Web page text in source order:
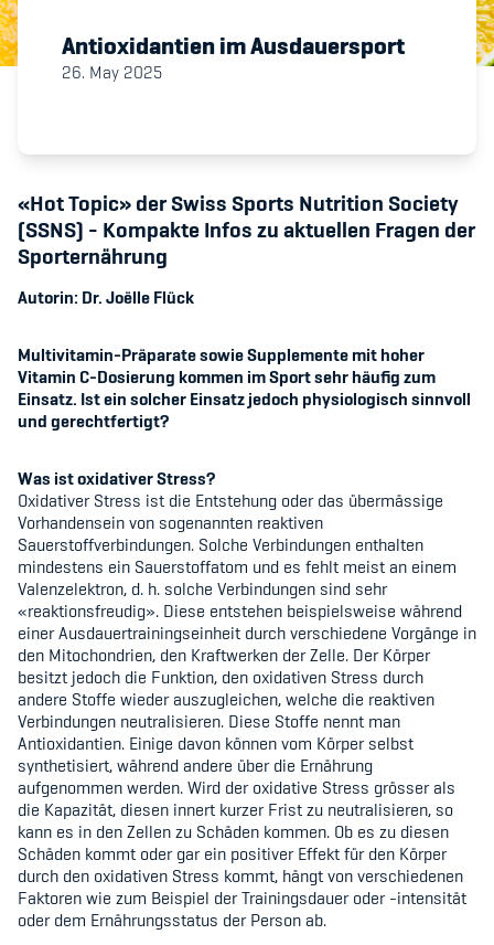
Member's Manual / FAQ
Blog
Diversität & Inklusion
Infomails
Kinderbetreuung
Krankenversicherung
Schwangerschaft & Sport
Spitzensport & Studium
Organisation
Team
Offene Stellen
Antioxidantien im Ausdauersport
26. May 2025
«Hot Topic» der Swiss Sports Nutrition Society
(SSNS) - Kompakte Infos zu aktuellen Fragen der
Sporternährung
Autorin: Dr. Joëlle Flück
Multivitamin-Präparate sowie Supplemente mit hoher
Vitamin C-Dosierung kommen im Sport sehr häufig zum
Einsatz. Ist ein solcher Einsatz jedoch physiologisch sinnvoll
und gerechtfertigt?
Was ist oxidativer Stress?
Oxidativer Stress ist die Entstehung oder das übermässige
Vorhandensein von sogenannten reaktiven
Sauerstoffverbindungen. Solche Verbindungen enthalten
mindestens ein Sauerstoffatom und es fehlt meist an einem
Valenzelektron, d. h. solche Verbindungen sind sehr
«reaktionsfreudig». Diese entstehen beispielsweise während
einer Ausdauertrainingseinheit durch verschiedene Vorgänge in
den Mitochondrien, den Kraftwerken der Zelle. Der Körper
besitzt jedoch die Funktion, den oxidativen Stress durch
andere Stoffe wieder auszugleichen, welche die reaktiven
Verbindungen neutralisieren. Diese Stoffe nennt man
Antioxidantien. Einige davon können vom Körper selbst
synthetisiert, während andere über die Ernährung
aufgenommen werden. Wird der oxidative Stress grösser als
die Kapazität, diesen innert kurzer Frist zu neutralisieren, so
kann es in den Zellen zu Schäden kommen. Ob es zu diesen
Schäden kommt oder gar ein positiver Effekt für den Körper
durch den oxidativen Stress kommt, hängt von verschiedenen
Faktoren wie zum Beispiel der Trainingsdauer oder -intensität
oder dem Ernährungsstatus der Person ab.